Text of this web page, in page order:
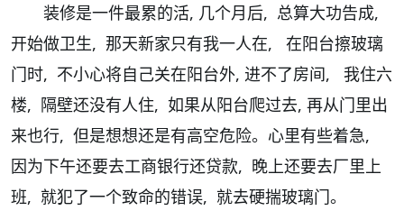
装修是一件最累的活, 几个月后, 总算大功告成,
开始做卫生, 那天新家只有我一人在, 在阳台擦玻璃
门时, 不小心将自己关在阳台外, 进不了房间, 我住六
楼, 隔壁还没有人住, 如果从阳台爬过去, 再从门里出
来也行, 但是想想还是有高空危险。心里有些着急,
因为下午还要去工商银行还贷款, 晚上还要去厂里上
班, 就犯了一个致命的错误, 就去硬揣玻璃门。